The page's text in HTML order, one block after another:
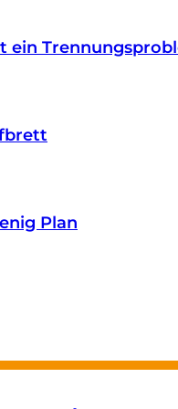
ein
Plan